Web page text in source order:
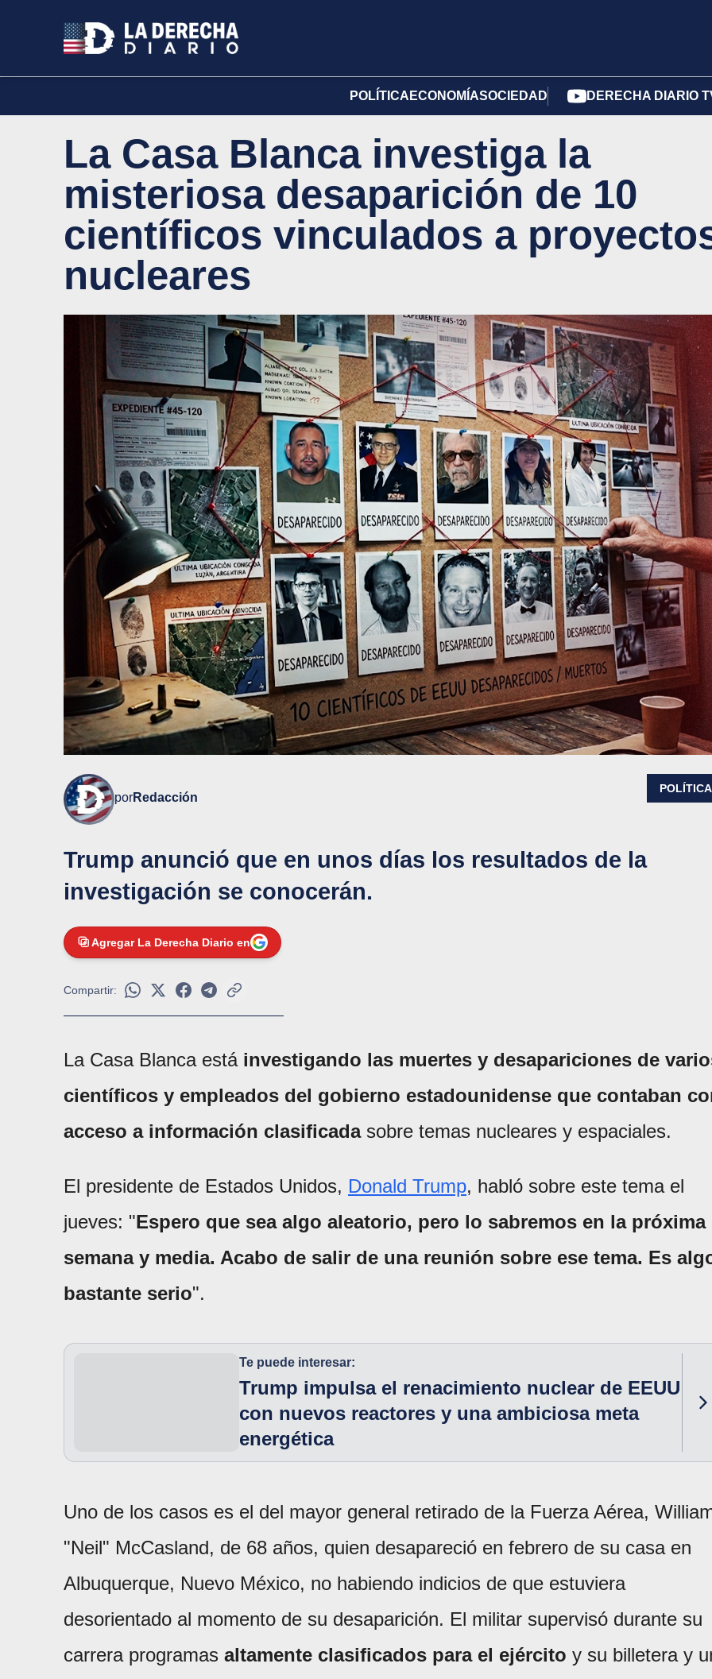
POLÍTICA ECONOMÍASOCIEDAD DERECHA DIARIO
La Casa Blanca investiga la
misteriosa desaparición de 10
científicos vinculados a
nucleares
porRedacción
POLÍTICA
Trump anunció que en unos días los resultados de la
investigación se conocerán.
Agregar La Derecha Diario en
Compartir:
La Casa Blanca está investigando las muertes y desapariciones de
científicos y empleados del gobierno estadounidense que contaban
acceso a información clasificadasobre temas nucleares y espaciales.
El presidente de Estados Unidos, Donald Trump, habló sobre este tema el
jueves: "Espero que sea algo aleatorio, pero lo sabremos en la próxima
semana y media. Acabo de salir de una reunión sobre ese tema. Es
bastante serio".
Te puede interesar:
Trump impulsa el renacimiento nuclear de EEUU
con nuevos reactores y una ambiciosa meta
energética
Uno de los casos es el del mayor general retirado de la Fuerza Aérea,
"Neil" McCasland, de 68 años, quien desapareció en febrero de su casa en
Albuquerque, Nuevo México, no habiendo indicios de que estuviera
desorientado al momento de su desaparición. El militar supervisó durante su
carrera programas altamente clasificados para el ejército y su billetera y